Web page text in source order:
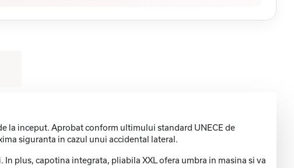
la inceput. Aprobat conform ultimului standard UNECE de
siguranta in cazul unui accidental lateral.
plus, capotina integrata, pliabila XXL ofera umbra in masina si va